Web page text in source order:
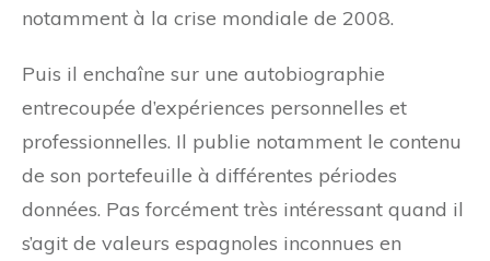
notamment à la crise mondiale de 2008.
Puis il enchaîne sur une autobiographie
entrecoupée d’expériences personnelles et
professionnelles. Il publie notamment le contenu
de son portefeuille à différentes périodes
données. Pas forcément très intéressant quand il
s’agit de valeurs espagnoles inconnues en